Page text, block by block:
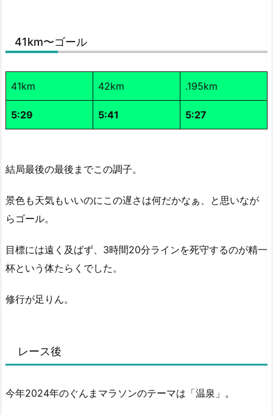
41km〜ゴール
41km 42km .195km
5:29 5:41 5:27
結局最後の最後までこの調子。
景色も天気もいいのにこの遅さは何だかなぁ、と思いなが
らゴール。
目標には遠く及ばず、3時間20分ラインを死守するのが精一
杯という体たらくでした。
修行が足りん。
レース後
今年2024年のぐんまマラソンのテーマは「温泉」。